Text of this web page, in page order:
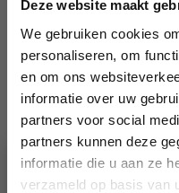
Deze website maakt
We gebruiken cookies
personaliseren, om
en om ons
informatie over uw
partners voor social
partners kunnen deze
informatie die u aan ze
verzameld op basis van
vlechtwerk, acacia
en rugkussens in
Meer
Prijs
€ 1.098,00